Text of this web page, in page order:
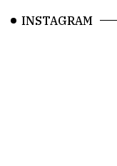
INSTAGRAM